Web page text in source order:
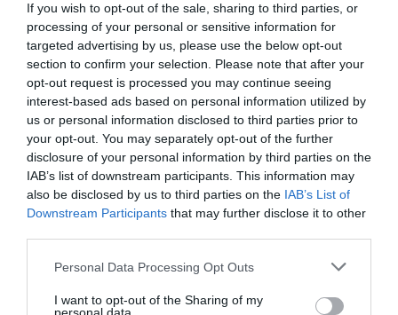
If you wish to opt-out of the sale, sharing to third parties, or
processing of your personal or sensitive information for
targeted advertising by us, please use the below opt-out
section to confirm your selection. Please note that after your
opt-out request is processed you may continue seeing
interest-based ads based on personal information utilized by
us or personal information disclosed to third parties prior to
your opt-out. You may separately opt-out of the further
disclosure of your personal information by third parties on the
IAB’s list of downstream participants. This information may
also be disclosed by us to third parties on the IAB’s List of
Downstream Participants that may further disclose it to other
Please note that this website/app uses one or more Google
not limited to your visit or usage behaviour. You may click to
Personal Data Processing Opt Outs
I want to opt-out of the Sharing of my